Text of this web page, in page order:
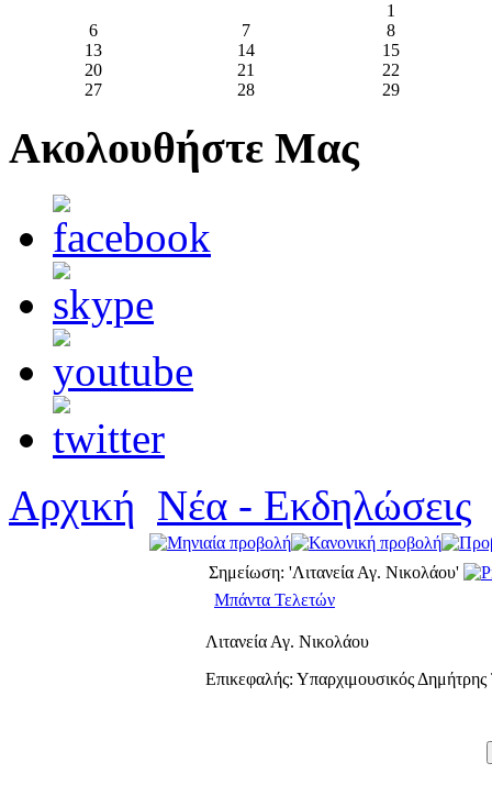
1
6
7
8
13
14
15
20
21
22
27
28 29
Ακολουθήστε Μας
Αρχική Νέα - Εκδηλώσεις
Σημείωση: 'Λιτανεία Αγ. Νικολάου'
Μπάντα Τελετών
Λιτανεία Αγ. Νικολάου
Επικεφαλής: Υπαρχιμουσικός